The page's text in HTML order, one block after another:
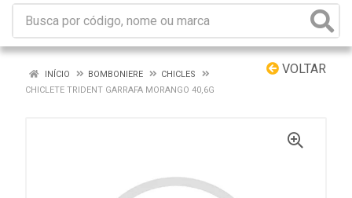
VOLTAR
INÍCIO BOMBONIERE
CHICLES
CHICLETE TRIDENT GARRAFA MORANGO 40,6G